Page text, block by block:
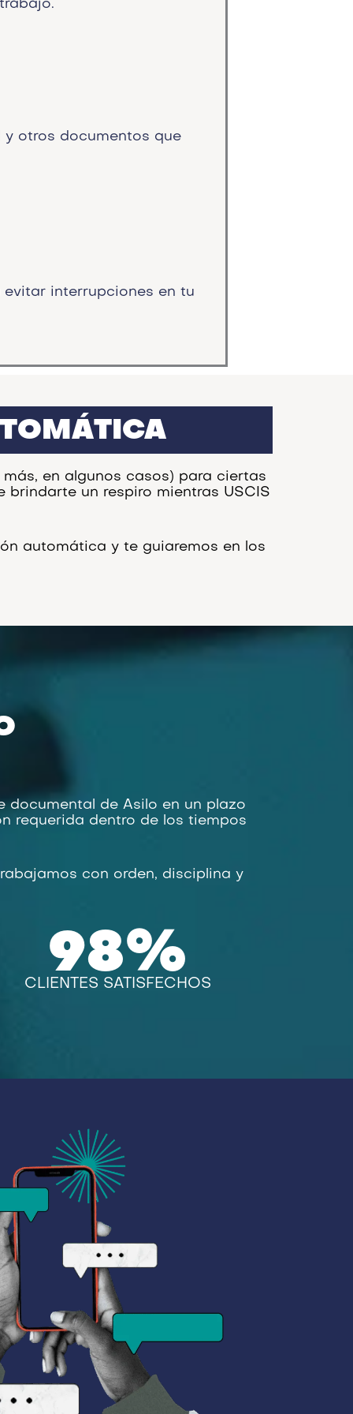
otros documentos que
interrupciones en tu
en algunos casos) para ciertas
brindarte un respiro mientras USCIS
automática y te guiaremos en los
documental de Asilo en un plazo
requerida dentro de los tiempos
con orden, disciplina y
CLIENTES SATISFECHOS
98%